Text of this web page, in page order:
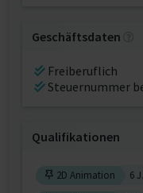
Geschäftsdaten
Freiberuflich
Steuernummer
Qualifikationen
2D Animation 6 J.